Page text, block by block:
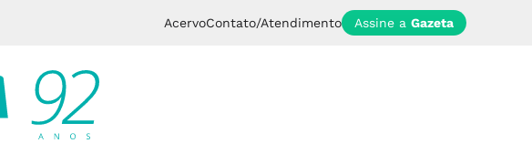
AcervoContato/Atendimento Assine a Gazeta